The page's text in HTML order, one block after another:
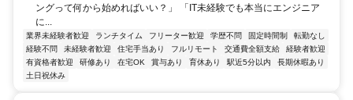
ングって何から始めればいい？」 「IT未経験でも本当にエンジニア
に...
業界未経験者歓迎 ランチタイム フリーター歓迎 学歴不問 固定時間制
転勤なし
経験不問
未経験者歓迎 住宅手当あり フルリモート 交通費全額支給
経験者歓迎
有資格者歓迎
研修あり 在宅OK 賞与あり 育休あり 駅近5分以内
長期休暇あり
土日祝休み